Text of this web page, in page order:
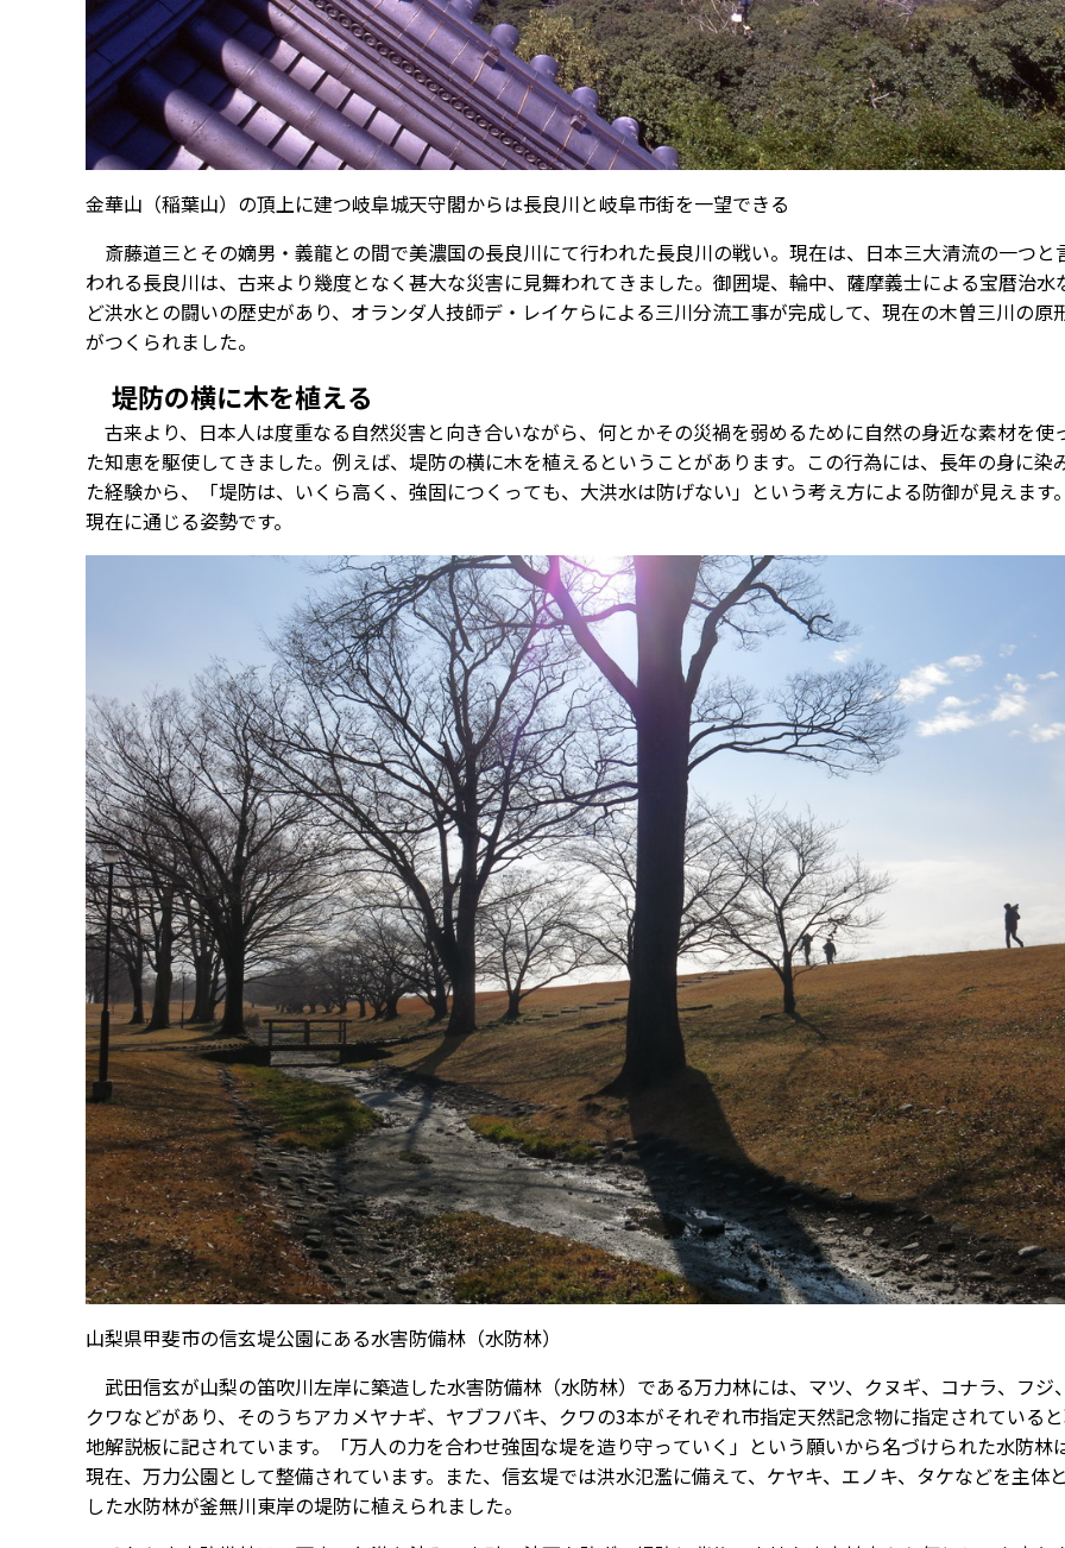
金華山（稲葉山）の頂上に建つ岐阜城天守閣からは長良川と岐阜市街を一望できる
斎藤道三とその嫡男・義龍との間で美濃国の長良川にて行われた長良川の戦い。現在は、日本三大清流の一つと
われる長良川は、古来より幾度となく甚大な災害に見舞われてきました。御囲堤、輪中、薩摩義士による宝暦治水
ど洪水との闘いの歴史があり、オランダ人技師デ・レイケらによる三川分流工事が完成して、現在の木曽三川の原
がつくられました。
堤防の横に木を植える
古来より、日本人は度重なる自然災害と向き合いながら、何とかその災禍を弱めるために自然の身近な素材を使
た知恵を駆使してきました。例えば、堤防の横に木を植えるということがあります。この行為には、長年の身に染
た経験から、「堤防は、いくら高く、強固につくっても、大洪水は防げない」という考え方による防御が見えます
現在に通じる姿勢です。
山梨県甲斐市の信玄堤公園にある水害防備林（水防林）
武田信玄が山梨の笛吹川左岸に築造した水害防備林（水防林）である万力林には、マツ、クヌギ、コナラ、フジ
クワなどがあり、そのうちアカメヤナギ、ヤブフバキ、クワの3本がそれぞれ市指定天然記念物に指定されている
地解説板に記されています。「万人の力を合わせ強固な堤を造り守っていく」という願いから名づけられた水防林
現在、万力公園として整備されています。また、信玄堤では洪水氾濫に備えて、ケヤキ、エノキ、タケなどを主体
した水防林が釜無川東岸の堤防に植えられました。